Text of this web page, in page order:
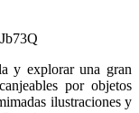
y explorar una gran
por objetos
ilustraciones y